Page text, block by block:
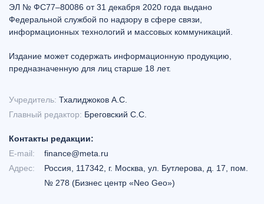
ЭЛ № ФС77–80086 от 31 декабря 2020 года выдано
Федеральной службой по надзору в сфере связи,
информационных технологий и массовых коммуникаций.
Издание может содержать информационную продукцию,
предназначенную для лиц старше 18 лет.
Учредитель: Тхалиджоков А.С.
Главный редактор: Бреговский С.С.
Контакты редакции:
E-mail:
finance@meta.ru
Адрес:
Россия, 117342, г. Москва, ул. Бутлерова, д. 17, пом.
№ 278 (Бизнес центр «Neo Geo»)